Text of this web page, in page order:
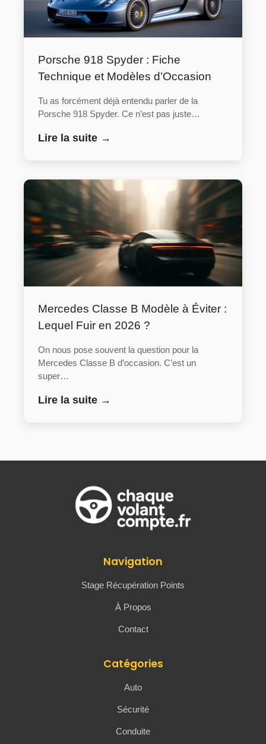
Porsche 918 Spyder : Fiche
Technique et Modèles d’Occasion
Tu as forcément déjà entendu parler de la
Porsche 918 Spyder. Ce n’est pas juste…
Lire la suite →
Mercedes Classe B Modèle à Éviter :
Lequel Fuir en 2026 ?
On nous pose souvent la question pour la
Mercedes Classe B d’occasion. C’est un
super…
Lire la suite →
Navigation
Stage Récupération Points
À Propos
Contact
Catégories
Auto
Sécurité
Conduite